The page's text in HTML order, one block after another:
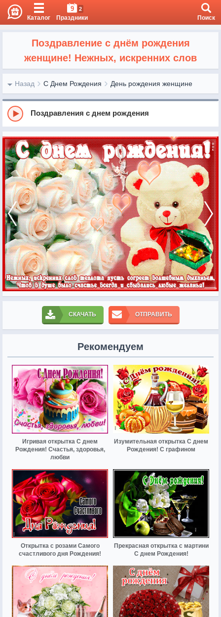
Каталог
9 2
Праздники Поиск
Поздравление с днём рождения
женщине! Нежных, искренних слов
Назад С Днем Рождения День рождения женщине
Поздравления с днем рождения
СКАЧАТЬ ОТПРАВИТЬ
Рекомендуем
Игривая открытка С днем
Рождения! Счастья, здоровья,
любви
Изумительная открытка С днем
Рождения! С графином
Открытка с розами Самого
счастливого дня Рождения!
Прекрасная открытка с мартини
С днем Рождения!